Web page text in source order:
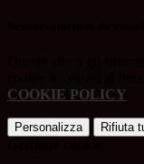
COOKIE POLICY
Personalizza Rifiuta